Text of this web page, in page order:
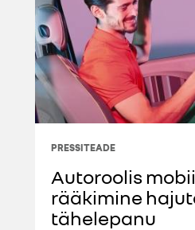
PRESSITEADE
Autoroolis
rääkimine
tähelepanu